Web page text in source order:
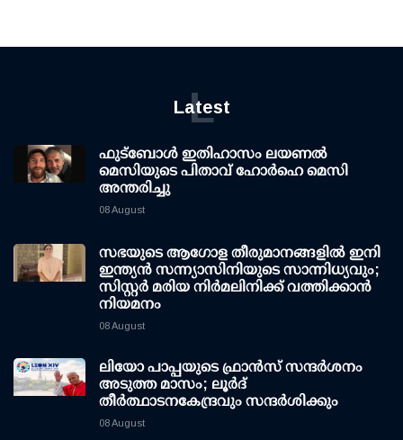
Latest
L
ഫുട്ബോൾ ഇതിഹാസം ലയണൽ
മെസിയുടെ പിതാവ് ഹോർഹെ മെസി
അന്തരിച്ചു
08 August
സഭയുടെ ആഗോള തീരുമാനങ്ങളിൽ ഇനി
ഇന്ത്യൻ സന്ന്യാസിനിയുടെ സാന്നിധ്യവും;
സിസ്റ്റർ മരിയ നിർമലിനിക്ക് വത്തിക്കാൻ
നിയമനം
08 August
ലിയോ പാപ്പയുടെ ഫ്രാൻസ് സന്ദർശനം
അടുത്ത മാസം; ലൂർദ്
തീർത്ഥാടനകേന്ദ്രവും സന്ദർശിക്കും
08 August